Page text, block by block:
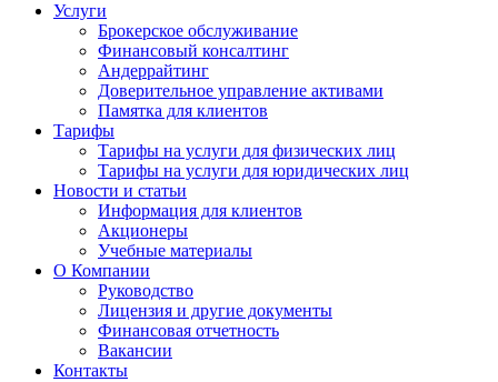
Услуги
Брокерское обслуживание
Финансовый консалтинг
Андеррайтинг
Доверительное управление активами
Памятка для клиентов
Тарифы
Тарифы на услуги для физических лиц
Тарифы на услуги для юридических лиц
Новости и статьи
Информация для клиентов
Акционеры
Учебные материалы
О Компании
Руководство
Лицензия и другие документы
Финансовая отчетность
Вакансии
Контакты